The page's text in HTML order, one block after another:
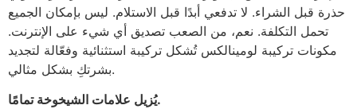
حذرة قبل الشراء. لا تدفعي أبدًا قبل الاستلام. ليس بإمكان الجميع
تحمل التكلفة. نعم، من الصعب تصديق أي شيء على الإنترنت.
مكونات تركيبة لومينالكس تُشكل تركيبة استثنائية وفعّالة لتجديد
بشرتكِ بشكل مثالي.
يُزيل علامات الشيخوخة تمامًا.